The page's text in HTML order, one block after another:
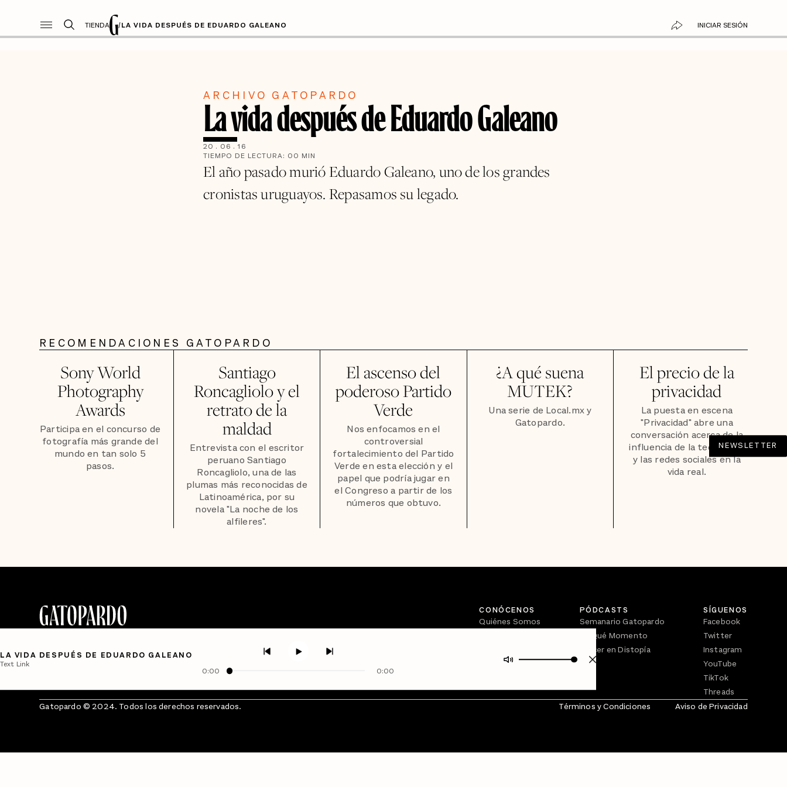
TIENDA /LA VIDA DESPUÉS DE EDUARDO GALEANO INICIAR SESIÓN
ARCHIVO GATOPARDO
La vida después de Eduardo Galeano
20 . 06 . 16
TIEMPO DE LECTURA: 00 MIN
El año pasado murió Eduardo Galeano, uno de los grandes
cronistas uruguayos. Repasamos su legado.
NEWSLETTER
RECOMENDACIONES GATOPARDO
Sony World
Photography
Awards
Participa en el concurso de
fotografía más grande del
mundo en tan solo 5
pasos.
Santiago
Roncagliolo y el
retrato de la
maldad
Entrevista con el escritor
peruano Santiago
Roncagliolo, una de las
plumas más reconocidas de
Latinoamérica, por su
novela "La noche de los
alfileres".
El ascenso del
poderoso Partido
Verde
Nos enfocamos en el
controversial
fortalecimiento del Partido
Verde en esta elección y el
papel que podría jugar en
el Congreso a partir de los
números que obtuvo.
¿A qué suena
MUTEK?
Una serie de Local.mx y
Gatopardo.
El precio de la
privacidad
La puesta en escena
"Privacidad" abre una
conversación acerca de la
influencia de la tecnología
y las redes sociales en la
vida real.
LA VIDA DESPUÉS DE EDUARDO GALEANO
Text Link
0:00 0:00
CONÓCENOS
Quiénes Somos
PÓDCASTS
Semanario Gatopardo
En Qué Momento
Crecer en Distopía
SÍGUENOS
Facebook
Twitter
Instagram
YouTube
TikTok
Threads
Gatopardo © 2024. Todos los derechos reservados.
Términos y Condiciones Aviso de Privacidad